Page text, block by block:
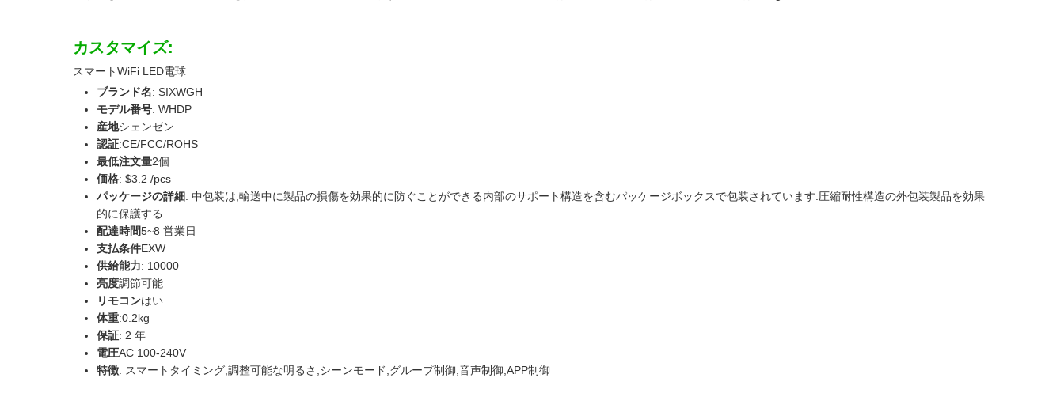
カスタマイズ:
スマートWiFi LED電球
ブランド名: SIXWGH
モデル番号: WHDP
産地シェンゼン
認証:CE/FCC/ROHS
最低注文量2個
価格: $3.2 /pcs
パッケージの詳細: 中包装は,輸送中に製品の損傷を効果的に防ぐことができる内部のサポート構造を含むパッケージボックスで包装されています.圧縮耐性構造の外包装製品を効果
的に保護する
配達時間5~8 営業日
支払条件EXW
供給能力: 10000
亮度調節可能
リモコンはい
体重:0.2kg
保証: 2 年
電圧AC 100-240V
特徴: スマートタイミング,調整可能な明るさ,シーンモード,グループ制御,音声制御,APP制御